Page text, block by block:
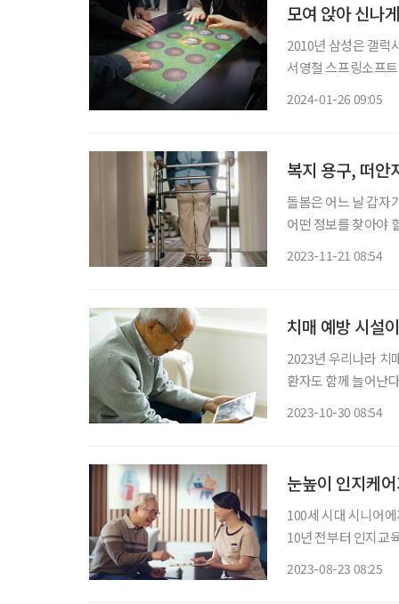
모여 앉아 신나
2010년 삼성은 갤럭
서영철 스프링소프
2024-01-26 09:05
복지 용구, 떠안
돌봄은 어느 날 갑자
어떤 정보를 찾아야
2023-11-21 08:54
치매 예방 시설
2023년 우리나라 치
환자도 함께 늘어난
2023-10-30 08:54
눈높이 인지케
100세 시대 시니어
10년 전부터 인지교
2023-08-23 08:25